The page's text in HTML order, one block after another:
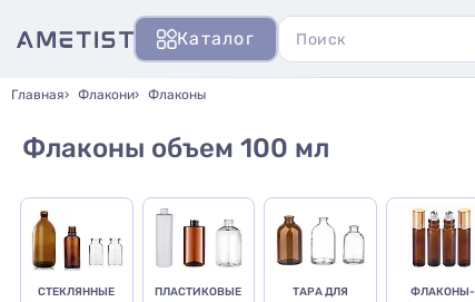
Каталог
Главная Флакони Флаконы
Флаконы объем 100 мл
СТЕКЛЯННЫЕ
ПЛАСТИКОВЫЕ
ТАРА ДЛЯ
ФЛАКОНЫ-